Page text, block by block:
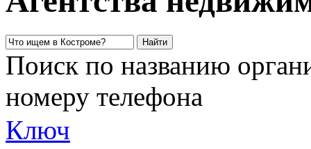
Поиск по названию
номеру телефона
Ключ